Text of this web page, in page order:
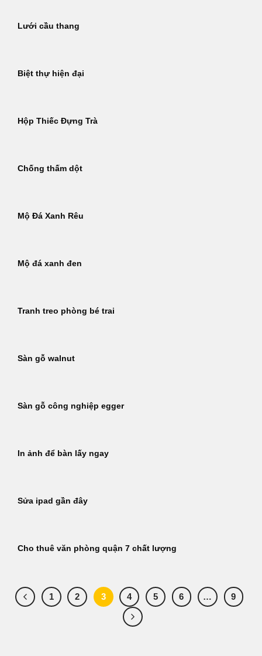
Lưới cầu thang
Biệt thự hiện đại
Hộp Thiếc Đựng Trà
Chống thấm dột
Mộ Đá Xanh Rêu
Mộ đá xanh đen
Tranh treo phòng bé trai
Sàn gỗ walnut
Sàn gỗ công nghiệp egger
In ảnh để bàn lấy ngay
Sửa ipad gần đây
Cho thuê văn phòng quận 7 chất lượng
1 2 3 4 5 6 … 9